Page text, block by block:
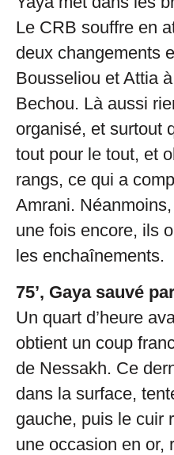
Le CRB souffre en
deux changements
Bousseliou et Attia
Bechou. Là aussi
organisé, et surtout
tout pour le tout, et
rangs, ce qui a
Amrani.
une fois encore, ils
les enchaînements.
75’, Gaya sauvé
Un quart d’heure
obtient un coup
de Nessakh. Ce
dans la surface,
gauche, puis le cuir
une occasion en or,